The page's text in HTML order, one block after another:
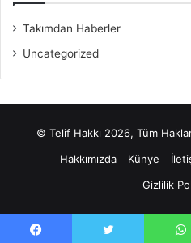
Takımdan Haberler
Uncategorized
© Telif Hakkı 2026, Tüm
Hakkımızda
Künye
Gizlilik